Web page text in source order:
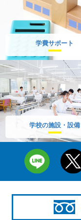
学費サポート
学校の施設・設備